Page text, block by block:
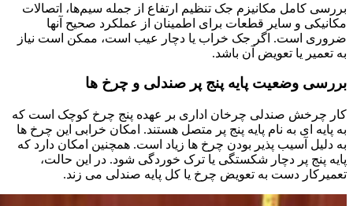
بررسی کامل مکانیزم جک تنظیم ارتفاع از جمله سیم‌ها، اتصالات
مکانیکی و سایر قطعات برای اطمینان از عملکرد صحیح آنها
ضروری است. اگر جک خراب یا دچار عیب است، ممکن است نیاز
به تعمیر یا تعویض آن باشد.
بررسی وضعیت پایه پنج پر صندلی و چرخ ها
کار چرخش صندلی چرخان اداری بر عهده پنج چرخ کوچک است که
به پایه ای به نام پایه پنج پر متصل هستند. امکان خرابی این چرخ ها
به دلیل آسیب پذیر بودن چرخ ها زیاد است. همچنین امکان دارد که
پایه پنج پر دچار شکستگی یا ترک خوردگی شود. در این حالت،
تعمیرکار دست به تعویض چرخ یا کل پایه صندلی می زند.